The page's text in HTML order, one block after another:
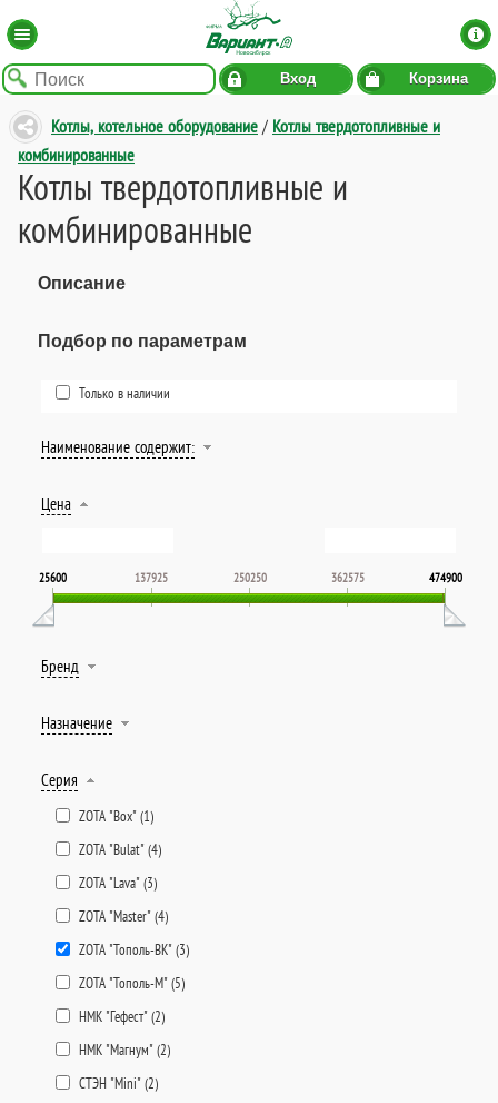
Вход Корзина
Котлы, котельное оборудование / Котлы твердотопливные и
комбинированные
Котлы твердотопливные и
комбинированные
Описание
Подбор по параметрам
Только в наличии
Наименование содержит:
Цена
25600 137925 250250 362575 474900
Бренд
Назначение
Серия
ZOTA "Box" (1)
ZOTA "Bulat" (4)
ZOTA "Lava" (3)
ZOTA "Master" (4)
ZOTA "Тополь-ВК" (3)
ZOTA "Тополь-М" (5)
НМК "Гефест" (2)
НМК "Магнум" (2)
СТЭН "Mini" (2)